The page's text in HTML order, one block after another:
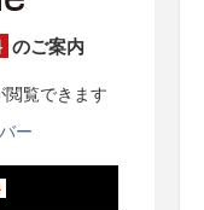
のご案内
閲覧できます
ー